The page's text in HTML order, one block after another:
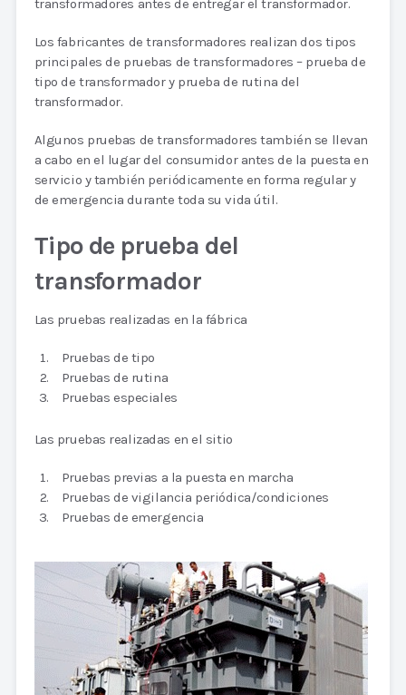
transformadores antes de entregar el transformador.
Los fabricantes de transformadores realizan dos tipos
principales de pruebas de transformadores – prueba de
tipo de transformador y prueba de rutina del
transformador.
Algunos pruebas de transformadores también se llevan
a cabo en el lugar del consumidor antes de la puesta en
servicio y también periódicamente en forma regular y
de emergencia durante toda su vida útil.
Tipo de prueba del
transformador
Las pruebas realizadas en la fábrica
Pruebas de tipo
Pruebas de rutina
Pruebas especiales
Las pruebas realizadas en el sitio
Pruebas previas a la puesta en marcha
Pruebas de vigilancia periódica/condiciones
Pruebas de emergencia